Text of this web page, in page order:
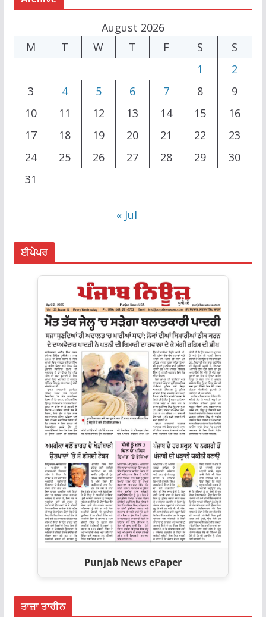
August 2026
M
T W T F S
S
1
2
3
4 5 6 7 8
9
10
11 12 13 14 15
16
17
18 19 20 21 22
23
24
25 26 27 28 29
30
31
« Jul
ਈਪੇਪਰ
Punjab News ePaper
ਤਾਜ਼ਾ ਤਾਰੀਨ